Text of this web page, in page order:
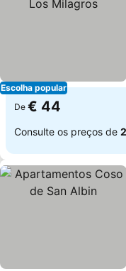
Escolha popular
De € 44
Consulte os preços de